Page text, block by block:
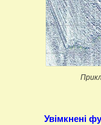
Увімкнені